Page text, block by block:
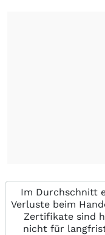
Im Durchschnitt
Verluste beim
Zertifikate sind
nicht für